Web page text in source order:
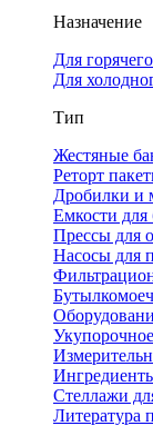
Назначение
Для
Для
Тип
Жестяные
Реторт
Дробилки и
Емкости
Прессы для
Насосы для
Стеллажи
Литература